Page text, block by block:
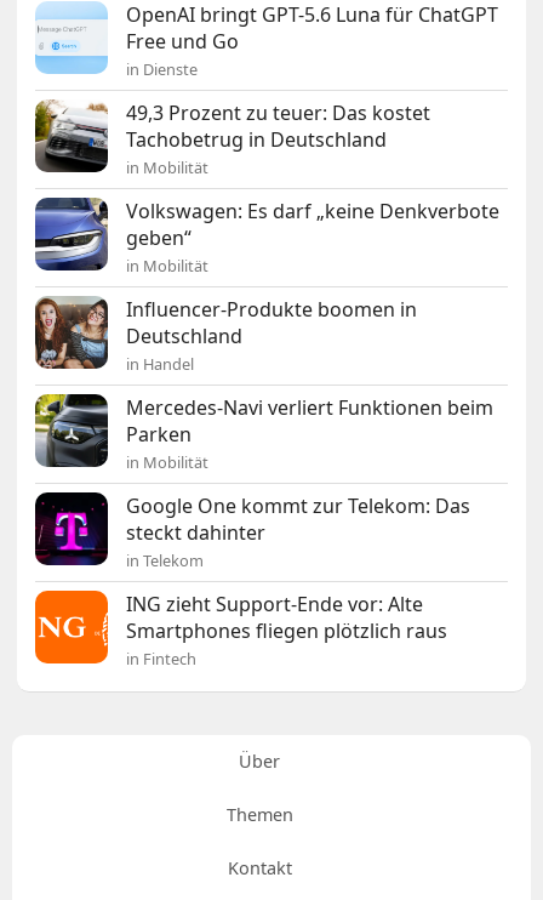
OpenAI bringt GPT-5.6 Luna für ChatGPT
Free und Go
in Dienste
49,3 Prozent zu teuer: Das kostet
Tachobetrug in Deutschland
in Mobilität
Volkswagen: Es darf „keine Denkverbote
geben“
in Mobilität
Influencer-Produkte boomen in
Deutschland
in Handel
Mercedes-Navi verliert Funktionen beim
Parken
in Mobilität
Google One kommt zur Telekom: Das
steckt dahinter
in Telekom
ING zieht Support-Ende vor: Alte
Smartphones fliegen plötzlich raus
in Fintech
Über
Themen
Kontakt